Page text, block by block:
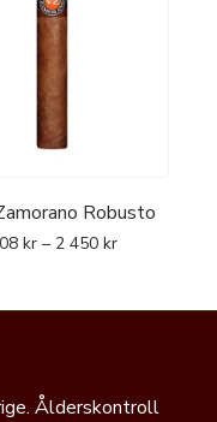
Robusto
kr – 2 450 kr
Ålderskontroll